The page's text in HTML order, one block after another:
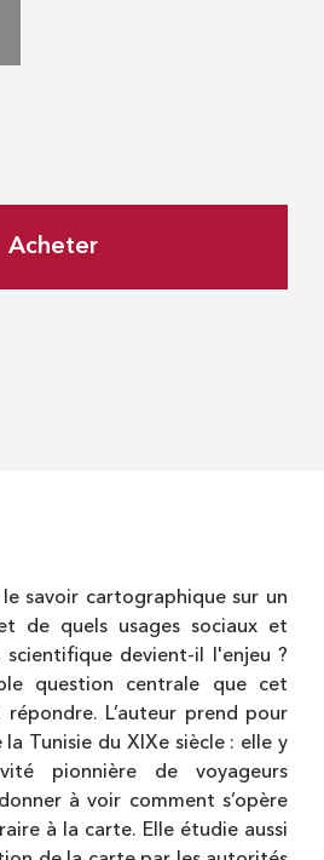
Acheter
savoir cartographique sur un
de quels usages sociaux et
devient-il l'enjeu ?
question centrale que cet
répondre. L’auteur prend pour
Tunisie du XIXe siècle : elle y
pionnière de voyageurs
à voir comment s’opère
à la carte. Elle étudie aussi